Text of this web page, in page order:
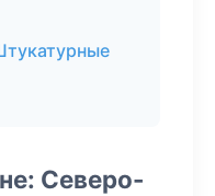
Северо-